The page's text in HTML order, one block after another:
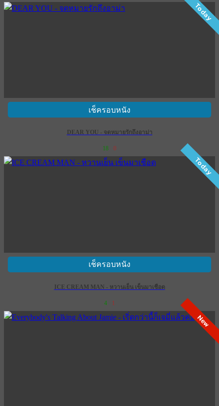
Today
เช็ครอบหนัง
DEAR YOU - จดหมายรักถึงอาม่า
18 0
Today
เช็ครอบหนัง
ICE CREAM MAN - หวานเย็น เข็นมาเชือด
4 1
New